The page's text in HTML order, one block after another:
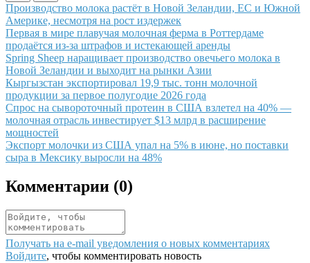
Иллюстрация новости
Производство молока растёт в Новой Зеландии, ЕС и Южной
Америке, несмотря на рост издержек
Иллюстрация новости
Первая в мире плавучая молочная ферма в Роттердаме
продаётся из-за штрафов и истекающей аренды
Иллюстрация новости
Spring Sheep наращивает производство овечьего молока в
Новой Зеландии и выходит на рынки Азии
Иллюстрация новости
Кыргызстан экспортировал 19,9 тыс. тонн молочной
продукции за первое полугодие 2026 года
Иллюстрация новости
Спрос на сывороточный протеин в США взлетел на 40% —
молочная отрасль инвестирует $13 млрд в расширение
мощностей
Иллюстрация новости
Экспорт молочки из США упал на 5% в июне, но поставки
сыра в Мексику выросли на 48%
Комментарии (0)
Получать на e‑mail уведомления о новых комментариях
Войдите, чтобы комментировать новость